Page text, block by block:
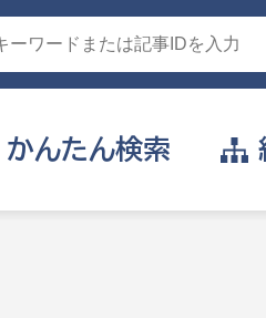
かんたん検索